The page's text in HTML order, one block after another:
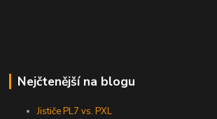
Nejčtenější na blogu
Jističe PL7 vs. PXL